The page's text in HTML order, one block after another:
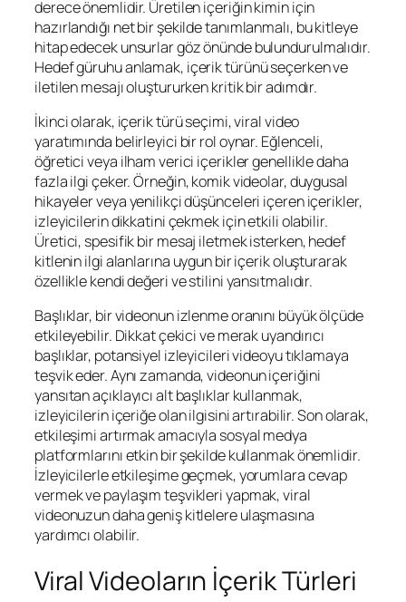
derece önemlidir. Üretilen içeriğin kimin için
hazırlandığı net bir şekilde tanımlanmalı, bu kitleye
hitap edecek unsurlar göz önünde bulundurulmalıdır.
Hedef güruhu anlamak, içerik türünü seçerken ve
iletilen mesajı oluştururken kritik bir adımdır.
İkinci olarak, içerik türü seçimi, viral video
yaratımında belirleyici bir rol oynar. Eğlenceli,
öğretici veya ilham verici içerikler genellikle daha
fazla ilgi çeker. Örneğin, komik videolar, duygusal
hikayeler veya yenilikçi düşünceleri içeren içerikler,
izleyicilerin dikkatini çekmek için etkili olabilir.
Üretici, spesifik bir mesaj iletmek isterken, hedef
kitlenin ilgi alanlarına uygun bir içerik oluşturarak
özellikle kendi değeri ve stilini yansıtmalıdır.
Başlıklar, bir videonun izlenme oranını büyük ölçüde
etkileyebilir. Dikkat çekici ve merak uyandırıcı
başlıklar, potansiyel izleyicileri videoyu tıklamaya
teşvik eder. Aynı zamanda, videonun içeriğini
yansıtan açıklayıcı alt başlıklar kullanmak,
izleyicilerin içeriğe olan ilgisini artırabilir. Son olarak,
etkileşimi artırmak amacıyla sosyal medya
platformlarını etkin bir şekilde kullanmak önemlidir.
İzleyicilerle etkileşime geçmek, yorumlara cevap
vermek ve paylaşım teşvikleri yapmak, viral
videonuzun daha geniş kitlelere ulaşmasına
yardımcı olabilir.
Viral Videoların İçerik Türleri